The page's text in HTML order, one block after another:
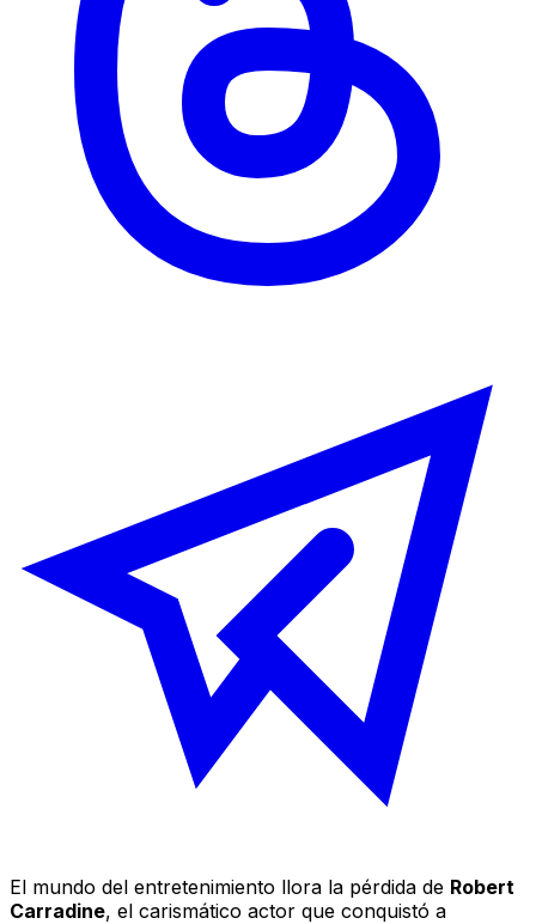
El mundo del entretenimiento llora la pérdida de Robert
Carradine, el carismático actor que conquistó a